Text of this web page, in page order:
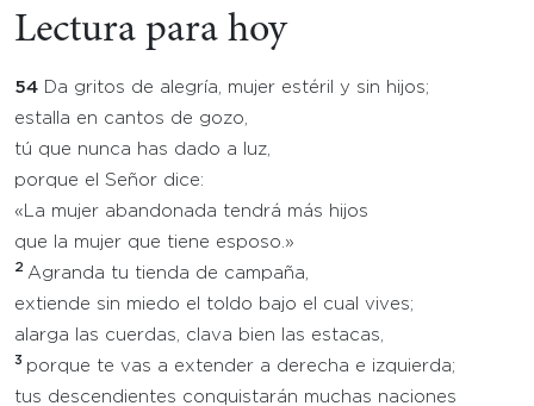
Lectura para hoy
54
Da gritos de alegría, mujer estéril y sin hijos;
estalla en cantos de gozo,
tú que nunca has dado a luz,
porque el Señor dice:
«La mujer abandonada tendrá más hijos
que la mujer que tiene esposo.»
2 Agranda tu tienda de campaña,
extiende sin miedo el toldo bajo el cual vives;
alarga las cuerdas, clava bien las estacas,
3 porque te vas a extender a derecha e izquierda;
tus descendientes conquistarán muchas naciones